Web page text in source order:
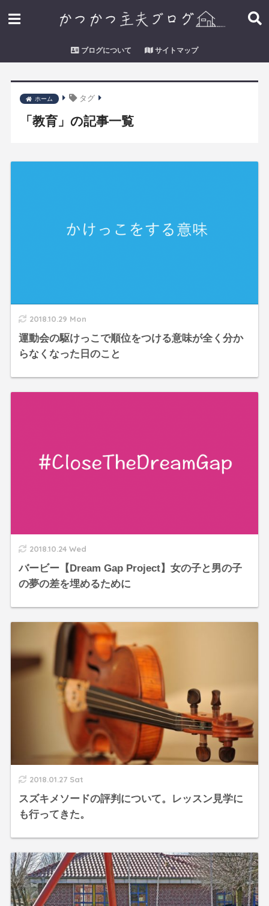
ブログについて サイトマップ
ホーム タグ
「教育」の記事一覧
2018.10.29 Mon
運動会の駆けっこで順位をつける意味が全く分か
らなくなった日のこと
2018.10.24 Wed
バービー【Dream Gap Project】女の子と男の子
の夢の差を埋めるために
2018.01.27 Sat
スズキメソードの評判について。レッスン見学に
も行ってきた。